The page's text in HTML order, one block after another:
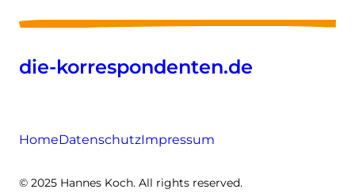
die-korrespondenten.de
HomeDatenschutzImpressum
© 2025 Hannes Koch. All rights reserved.